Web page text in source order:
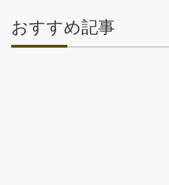
おすすめ記事